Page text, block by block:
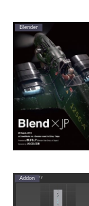
Blender
Addon